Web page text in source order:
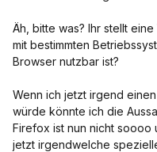
Äh, bitte was? Ihr stellt
mit bestimmten
Browser nutzbar ist?
Wenn ich jetzt irgend
würde könnte ich die
Firefox ist nun nicht soooo
jetzt irgendwelche